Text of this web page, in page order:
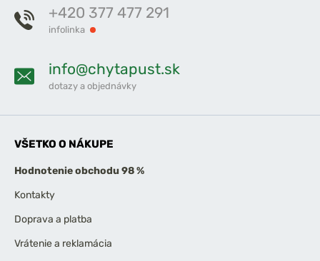
+420 377 477 291
infolinka
info@chytapust.sk
dotazy a objednávky
VŠETKO O NÁKUPE
Hodnotenie obchodu 98 %
Kontakty
Doprava a platba
Vrátenie a reklamácia